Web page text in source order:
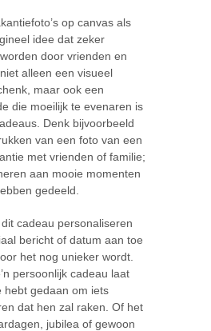
op canvas als
idee dat zeker
door vrienden en
alleen een visueel
maar ook een
die moeilijk te evenaren is
Denk bijvoorbeeld
van een foto van een
met vrienden of familie;
aan mooie momenten
gedeeld.
cadeau personaliseren
bericht of datum aan toe
het nog unieker wordt.
persoonlijk cadeau laat
hebt gedaan om iets
dat hen zal raken. Of het
jubilea of gewoon